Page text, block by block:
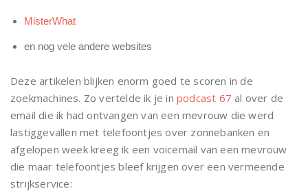
MisterWhat
en nog vele andere websites
Deze artikelen blijken enorm goed te scoren in de
zoekmachines. Zo vertelde ik je in podcast 67 al over de
email die ik had ontvangen van een mevrouw die werd
lastiggevallen met telefoontjes over zonnebanken en
afgelopen week kreeg ik een voicemail van een mevrouw
die maar telefoontjes bleef krijgen over een vermeende
strijkservice: